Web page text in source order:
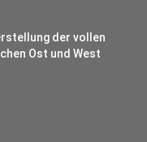
der vollen
Ost und West